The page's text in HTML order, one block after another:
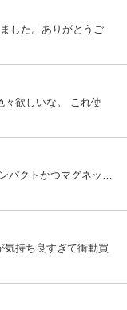
した。ありがとうご
々欲しいな。 これ使
パクトかつマグネッ…
気持ち良すぎて衝動買